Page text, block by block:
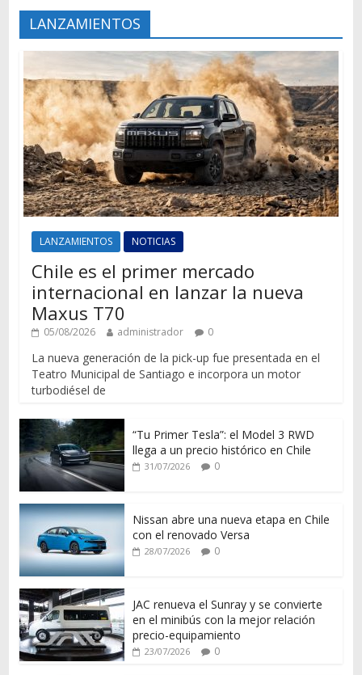
LANZAMIENTOS
LANZAMIENTOS NOTICIAS
Chile es el primer mercado
internacional en lanzar la nueva
Maxus T70
05/08/2026 administrador 0
La nueva generación de la pick-up fue presentada en el
Teatro Municipal de Santiago e incorpora un motor
turbodiésel de
“Tu Primer Tesla”: el Model 3 RWD
llega a un precio histórico en Chile
31/07/2026 0
Nissan abre una nueva etapa en Chile
con el renovado Versa
28/07/2026 0
JAC renueva el Sunray y se convierte
en el minibús con la mejor relación
precio-equipamiento
23/07/2026 0